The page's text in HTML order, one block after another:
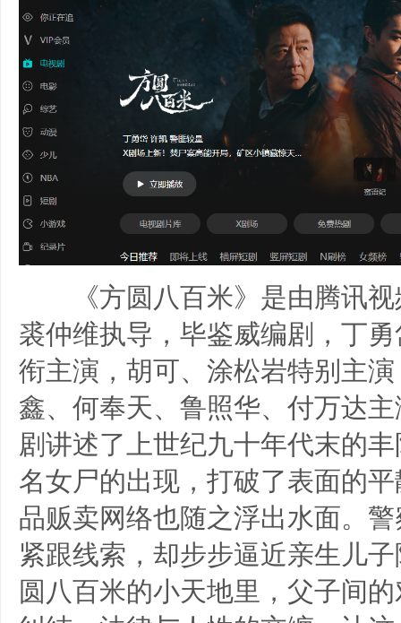
《方圆八百米》是由腾讯视
裘仲维执导，毕鉴威编剧，丁
衔主演，胡可、涂松岩特别主
鑫、何奉天、鲁照华、付万达
剧讲述了上世纪九十年代末的
名女尸的出现，打破了表面的
品贩卖网络也随之浮出水面。
紧跟线索，却步步逼近亲生儿
圆八百米的小天地里，父子间